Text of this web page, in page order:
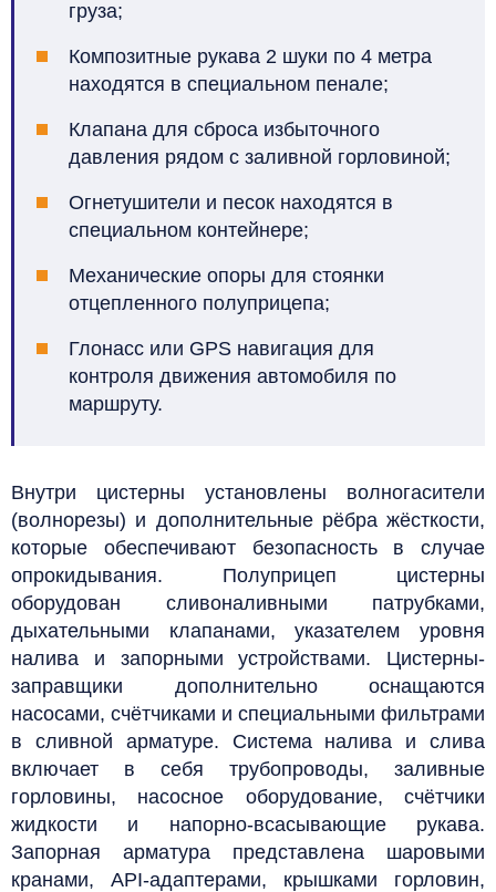
груза;
Композитные рукава 2 шуки по 4 метра
находятся в специальном пенале;
Клапана для сброса избыточного
давления рядом с заливной горловиной;
Огнетушители и песок находятся в
специальном контейнере;
Механические опоры для стоянки
отцепленного полуприцепа;
Глонасс или GPS навигация для
контроля движения автомобиля по
маршруту.
Внутри цистерны установлены волногасители
(волнорезы) и дополнительные рёбра жёсткости,
которые обеспечивают безопасность в случае
опрокидывания. Полуприцеп цистерны
оборудован сливоналивными патрубками,
дыхательными клапанами, указателем уровня
налива и запорными устройствами. Цистерны-
заправщики дополнительно оснащаются
насосами, счётчиками и специальными фильтрами
в сливной арматуре. Система налива и слива
включает в себя трубопроводы, заливные
горловины, насосное оборудование, счётчики
жидкости и напорно-всасывающие рукава.
Запорная арматура представлена шаровыми
кранами, API-адаптерами, крышками горловин,